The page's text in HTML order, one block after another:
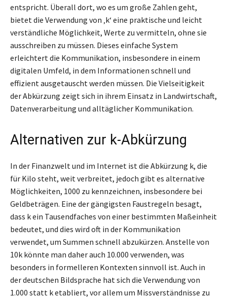
entspricht. Überall dort, wo es um große Zahlen geht,
bietet die Verwendung von ‚k‘ eine praktische und leicht
verständliche Möglichkeit, Werte zu vermitteln, ohne sie
ausschreiben zu müssen. Dieses einfache System
erleichtert die Kommunikation, insbesondere in einem
digitalen Umfeld, in dem Informationen schnell und
effizient ausgetauscht werden müssen. Die Vielseitigkeit
der Abkürzung zeigt sich in ihrem Einsatz in Landwirtschaft,
Datenverarbeitung und alltäglicher Kommunikation.
Alternativen zur k-Abkürzung
In der Finanzwelt und im Internet ist die Abkürzung k, die
für Kilo steht, weit verbreitet, jedoch gibt es alternative
Möglichkeiten, 1000 zu kennzeichnen, insbesondere bei
Geldbeträgen. Eine der gängigsten Faustregeln besagt,
dass k ein Tausendfaches von einer bestimmten Maßeinheit
bedeutet, und dies wird oft in der Kommunikation
verwendet, um Summen schnell abzukürzen. Anstelle von
10k könnte man daher auch 10.000 verwenden, was
besonders in formelleren Kontexten sinnvoll ist. Auch in
der deutschen Bildsprache hat sich die Verwendung von
1.000 statt k etabliert, vor allem um Missverständnisse zu